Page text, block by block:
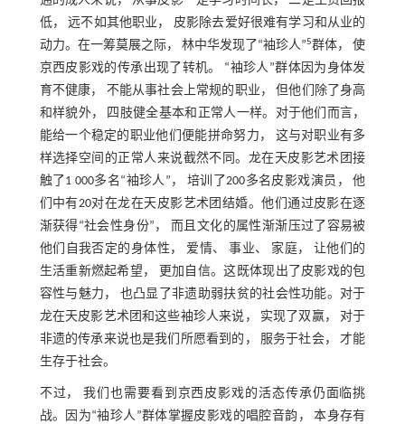
低， 远不如其他职业， 皮影除去爱好很难有学习和从业的
动力。在一筹莫展之际， 林中华发现了“袖珍人”5群体， 使
京西皮影戏的传承出现了转机。 “袖珍人”群体因为身体发
育不健康， 不能从事社会上常规的职业， 但他们除了身高
和样貌外， 四肢健全基本和正常人一样。对于他们而言，
能给一个稳定的职业他们便能拼命努力， 这与对职业有多
样选择空间的正常人来说截然不同。龙在天皮影艺术团接
触了1 000多名“袖珍人”， 培训了200多名皮影戏演员， 他
们中有20对在龙在天皮影艺术团结婚。他们通过皮影在逐
渐获得“社会性身份”， 而且文化的属性渐渐压过了容易被
他们自我否定的身体性， 爱情、 事业、 家庭， 让他们的
生活重新燃起希望， 更加自信。这既体现出了皮影戏的包
容性与魅力， 也凸显了非遗助弱扶贫的社会性功能。对于
龙在天皮影艺术团和这些袖珍人来说， 实现了双赢， 对于
非遗的传承来说也是我们所愿看到的， 服务于社会， 才能
生存于社会。
不过， 我们也需要看到京西皮影戏的活态传承仍面临挑
战。因为“袖珍人”群体掌握皮影戏的唱腔音韵， 本身存有